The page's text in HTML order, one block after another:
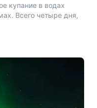
купание в водах
Всего четыре дня,